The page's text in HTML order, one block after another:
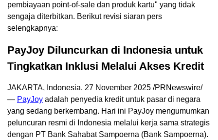
pembiayaan point-of-sale dan produk kartu" yang tidak
sengaja diterbitkan. Berikut revisi siaran pers
selengkapnya:
PayJoy Diluncurkan di Indonesia untuk
Tingkatkan Inklusi Melalui Akses Kredit
JAKARTA, Indonesia, 27 November 2025 /PRNewswire/
— PayJoy adalah penyedia kredit untuk pasar di negara
yang sedang berkembang. Hari ini PayJoy mengumumkan
peluncuran resmi di Indonesia melalui kerja sama strategis
dengan PT Bank Sahabat Sampoerna (Bank Sampoerna).